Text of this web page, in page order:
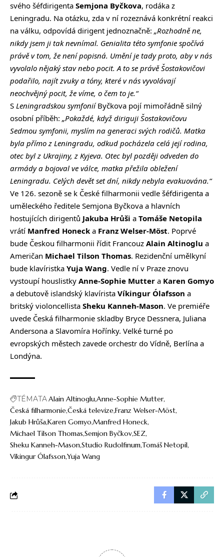
svého šéfdirigenta Semjona Byčkova, rodáka z
Leningradu. Na otázku, zda v ní rozeznává konkrétní reakci
na válku, odpovídá dirigent jednoznačně: „Rozhodně ne,
nikdy jsem ji tak nevnímal. Genialita této symfonie spočívá
právě v tom, že není popisná. Umění je tady proto, aby v nás
vyvolalo nějaký stav nebo pocit. A to se právě Šostakovičovi
podařilo, najít zvuky a tóny, které v nás vyvolávají
neochvějný pocit, že víme, o čem to je.“
S Leningradskou symfoniíByčkova pojí mimořádně silný
osobní příběh: „Pokaždé, když diriguji Šostakovičovu
Sedmou symfonii, myslím na generaci svých rodičů. Matka
byla přímo z Leningradu, odkud pocházela celá její rodina,
otec byl z Ukrajiny, z Kyjeva. Otec byl později odveden do
armády a bojoval ve válce, matka přežila obležení
Leningradu. Celých devět set dní, nikdy nebyla evakuována.“
Ve 126. sezoně se k České filharmonii vedle šéfdirigenta a
uměleckého ředitele Semjona Byčkova a hlavních
hostujících dirigentů Jakuba Hrůši a Tomáše Netopila
vrátí Manfred Honeck a Franz Welser-Möst. Poprvé
bude Českou filharmonii řídit Francouz Alain Altinoglu a
Američan Michael Tilson Thomas. Rezidenční umělkyní
bude klavíristka Yuja Wang. Vedle ní v Praze znovu
vystoupí houslistky Anne-Sophie Mutter a Karen Gomyo
a debutově islandský klavírista Víkingur Ólafsson a
britský violoncellista Sheku Kanneh-Mason. Ve premiéře
uvede Česká filharmonie skladby Bryce Dessnera, Juliana
Andersona a Slavomíra Hořínky. Velké turné po
evropských městech zavede orchestr do Vídně, Berlína a
Londýna.
TÉMATAAlain AltinogluAnne-Sophie Mutter
Česká filharmonieČeská televizeFranz Welser-Möst
Jakub HrůšaKaren Gomyo Manfred Honeck
Michael Tilson Thomas Semjon ByčkovSEZ
Sheku Kanneh-MasonStudio RudolfinumTomáš Netopil
Víkingur ÓlafssonYuja Wang